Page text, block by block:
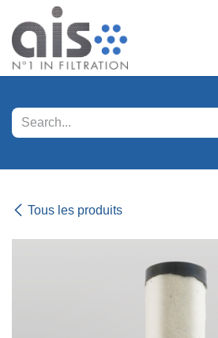
Se rendre au contenu
Tous les produits